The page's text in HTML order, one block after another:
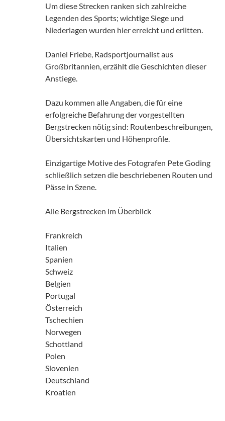
Um diese Strecken ranken sich zahlreiche
Legenden des Sports; wichtige Siege und
Niederlagen wurden hier erreicht und erlitten.
Daniel Friebe, Radsportjournalist aus
Großbritannien, erzählt die Geschichten dieser
Anstiege.
Dazu kommen alle Angaben, die für eine
erfolgreiche Befahrung der vorgestellten
Bergstrecken nötig sind: Routenbeschreibungen,
Übersichtskarten und Höhenprofile.
Einzigartige Motive des Fotografen Pete Goding
schließlich setzen die beschriebenen Routen und
Pässe in Szene.
Alle Bergstrecken im Überblick
Frankreich
Italien
Spanien
Schweiz
Belgien
Portugal
Österreich
Tschechien
Norwegen
Schottland
Polen
Slovenien
Deutschland
Kroatien